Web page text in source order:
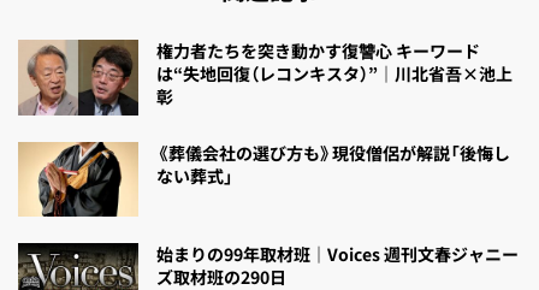
権力者たちを突き動かす復讐心 キーワード
は“失地回復（レコンキスタ）”｜川北省吾×池上
彰
《葬儀会社の選び方も》現役僧侶が解説「後悔し
ない葬式」
始まりの99年取材班｜Voices 週刊文春ジャニー
ズ取材班の290日